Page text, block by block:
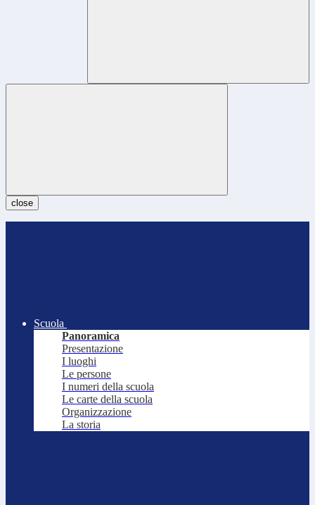
close
Scuola
Panoramica
Presentazione
I luoghi
Le persone
I numeri della scuola
Le carte della scuola
Organizzazione
La storia